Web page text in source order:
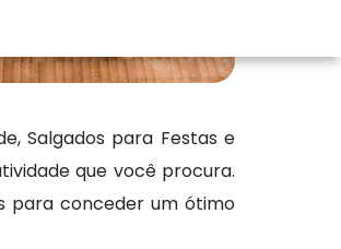
Salgados para Festas e
que você procura.
para conceder um ótimo